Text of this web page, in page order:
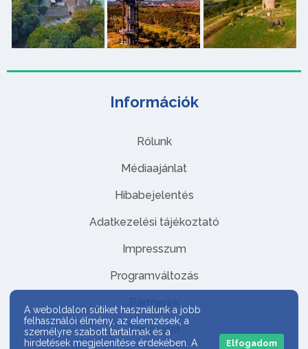
Információk
Rólunk
Médiaajánlat
Hibabejelentés
Adatkezelési tájékoztató
Impresszum
Programváltozás
Partnerek
Kapcsolat
A weboldalon sütiket használunk a jobb
felhasználói élmény, az elemzések, a
személyre szabott tartalmak és a
hirdetések megjelenítése érdekében. A
Elfogadom